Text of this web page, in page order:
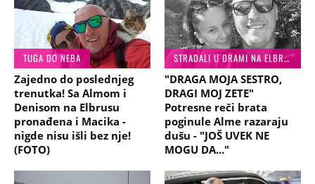
TUGA DO NEBA
Zajedno do poslednjeg
trenutka! Sa Almom i
Denisom na Elbrusu
pronađena i Macika -
nigde nisu išli bez nje!
(FOTO)
STRADALI U DRAMI NA ELBRUSU
"DRAGA MOJA SESTRO,
DRAGI MOJ ZETE"
Potresne reči brata
poginule Alme razaraju
dušu - "JOŠ UVEK NE
MOGU DA..."